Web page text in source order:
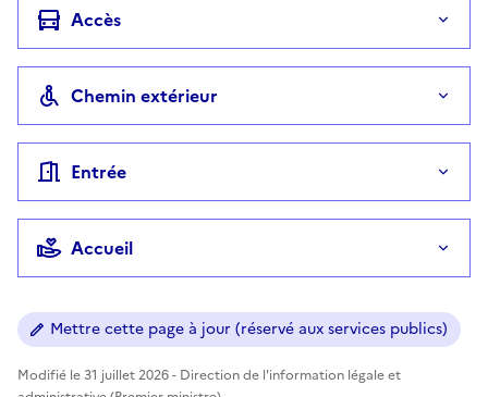
Accès
Chemin extérieur
Entrée
Accueil
Mettre cette page à jour (réservé aux services publics)
Modifié le 31 juillet 2026 - Direction de l'information légale et